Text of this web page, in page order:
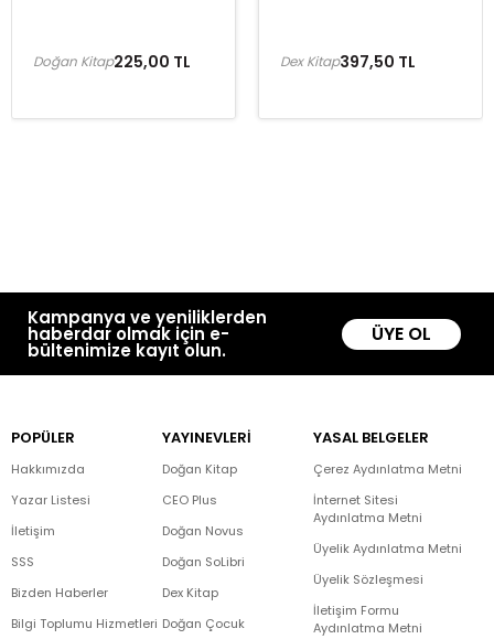
225,00 TL
Doğan Kitap 397,50 TL
Dex Kitap
Kampanya ve yeniliklerden
haberdar olmak için e-
bültenimize kayıt olun.
ÜYE OL
POPÜLER
Hakkımızda
Yazar Listesi
İletişim
SSS
Bizden Haberler
Bilgi Toplumu Hizmetleri
YAYINEVLERİ
Doğan Kitap
CEO Plus
Doğan Novus
Doğan SoLibri
Dex Kitap
Doğan Çocuk
YASAL BELGELER
Çerez Aydınlatma Metni
İnternet Sitesi
Aydınlatma Metni
Üyelik Aydınlatma Metni
Üyelik Sözleşmesi
İletişim Formu
Aydınlatma Metni